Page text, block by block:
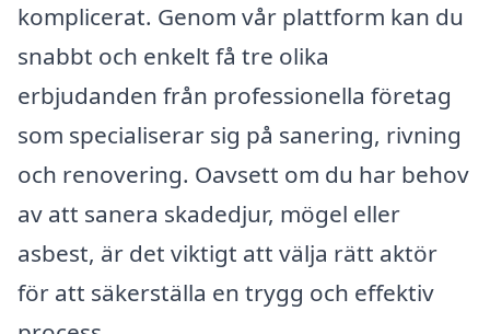
komplicerat. Genom vår plattform kan du
snabbt och enkelt få tre olika
erbjudanden från professionella företag
som specialiserar sig på sanering, rivning
och renovering. Oavsett om du har behov
av att sanera skadedjur, mögel eller
asbest, är det viktigt att välja rätt aktör
för att säkerställa en trygg och effektiv